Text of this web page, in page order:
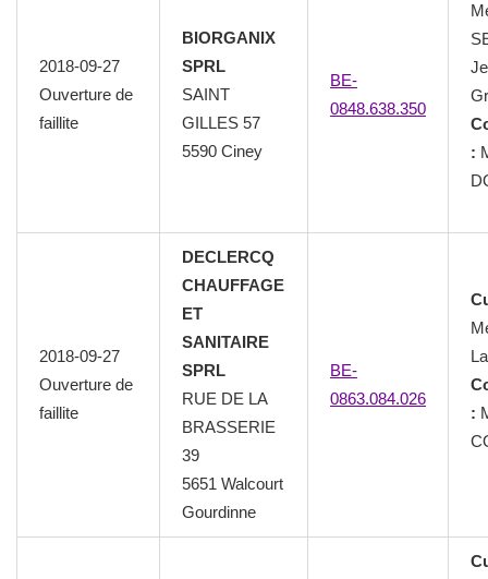
2018-09-27
Ouverture de
faillite
BIORGANIX
SPRL
SAINT
GILLES 57
5590 Ciney
BE-
0848.638.350
:
2018-09-27
Ouverture de
faillite
DECLERCQ
CHAUFFAGE
ET
SANITAIRE
SPRL
RUE DE LA
BRASSERIE
39
5651 Walcourt
Gourdinne
BE-
0863.084.026
: